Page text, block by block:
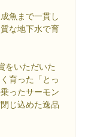
魚まで一貫し
な地下水で育
をいただいた
育った「とっ
ったサーモン
じ込めた逸品